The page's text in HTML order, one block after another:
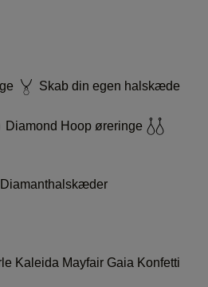
Skab din egen halskæde
Diamond Hoop øreringe
Diamanthalskæder
Kaleida Mayfair Gaia Konfetti